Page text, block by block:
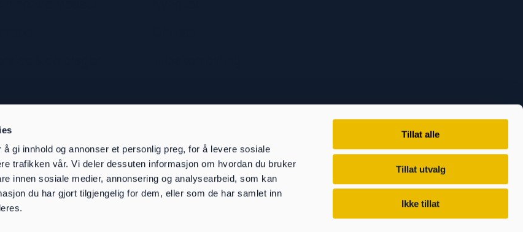
gi innhold og annonser et personlig preg, for å levere sosiale
trafikken vår. Vi deler dessuten informasjon om hvordan du bruker
innen sosiale medier, annonsering og analysearbeid, som kan
du har gjort tilgjengelig for dem, eller som de har samlet inn
Tillat alle
Tillat utvalg
Ikke tillat